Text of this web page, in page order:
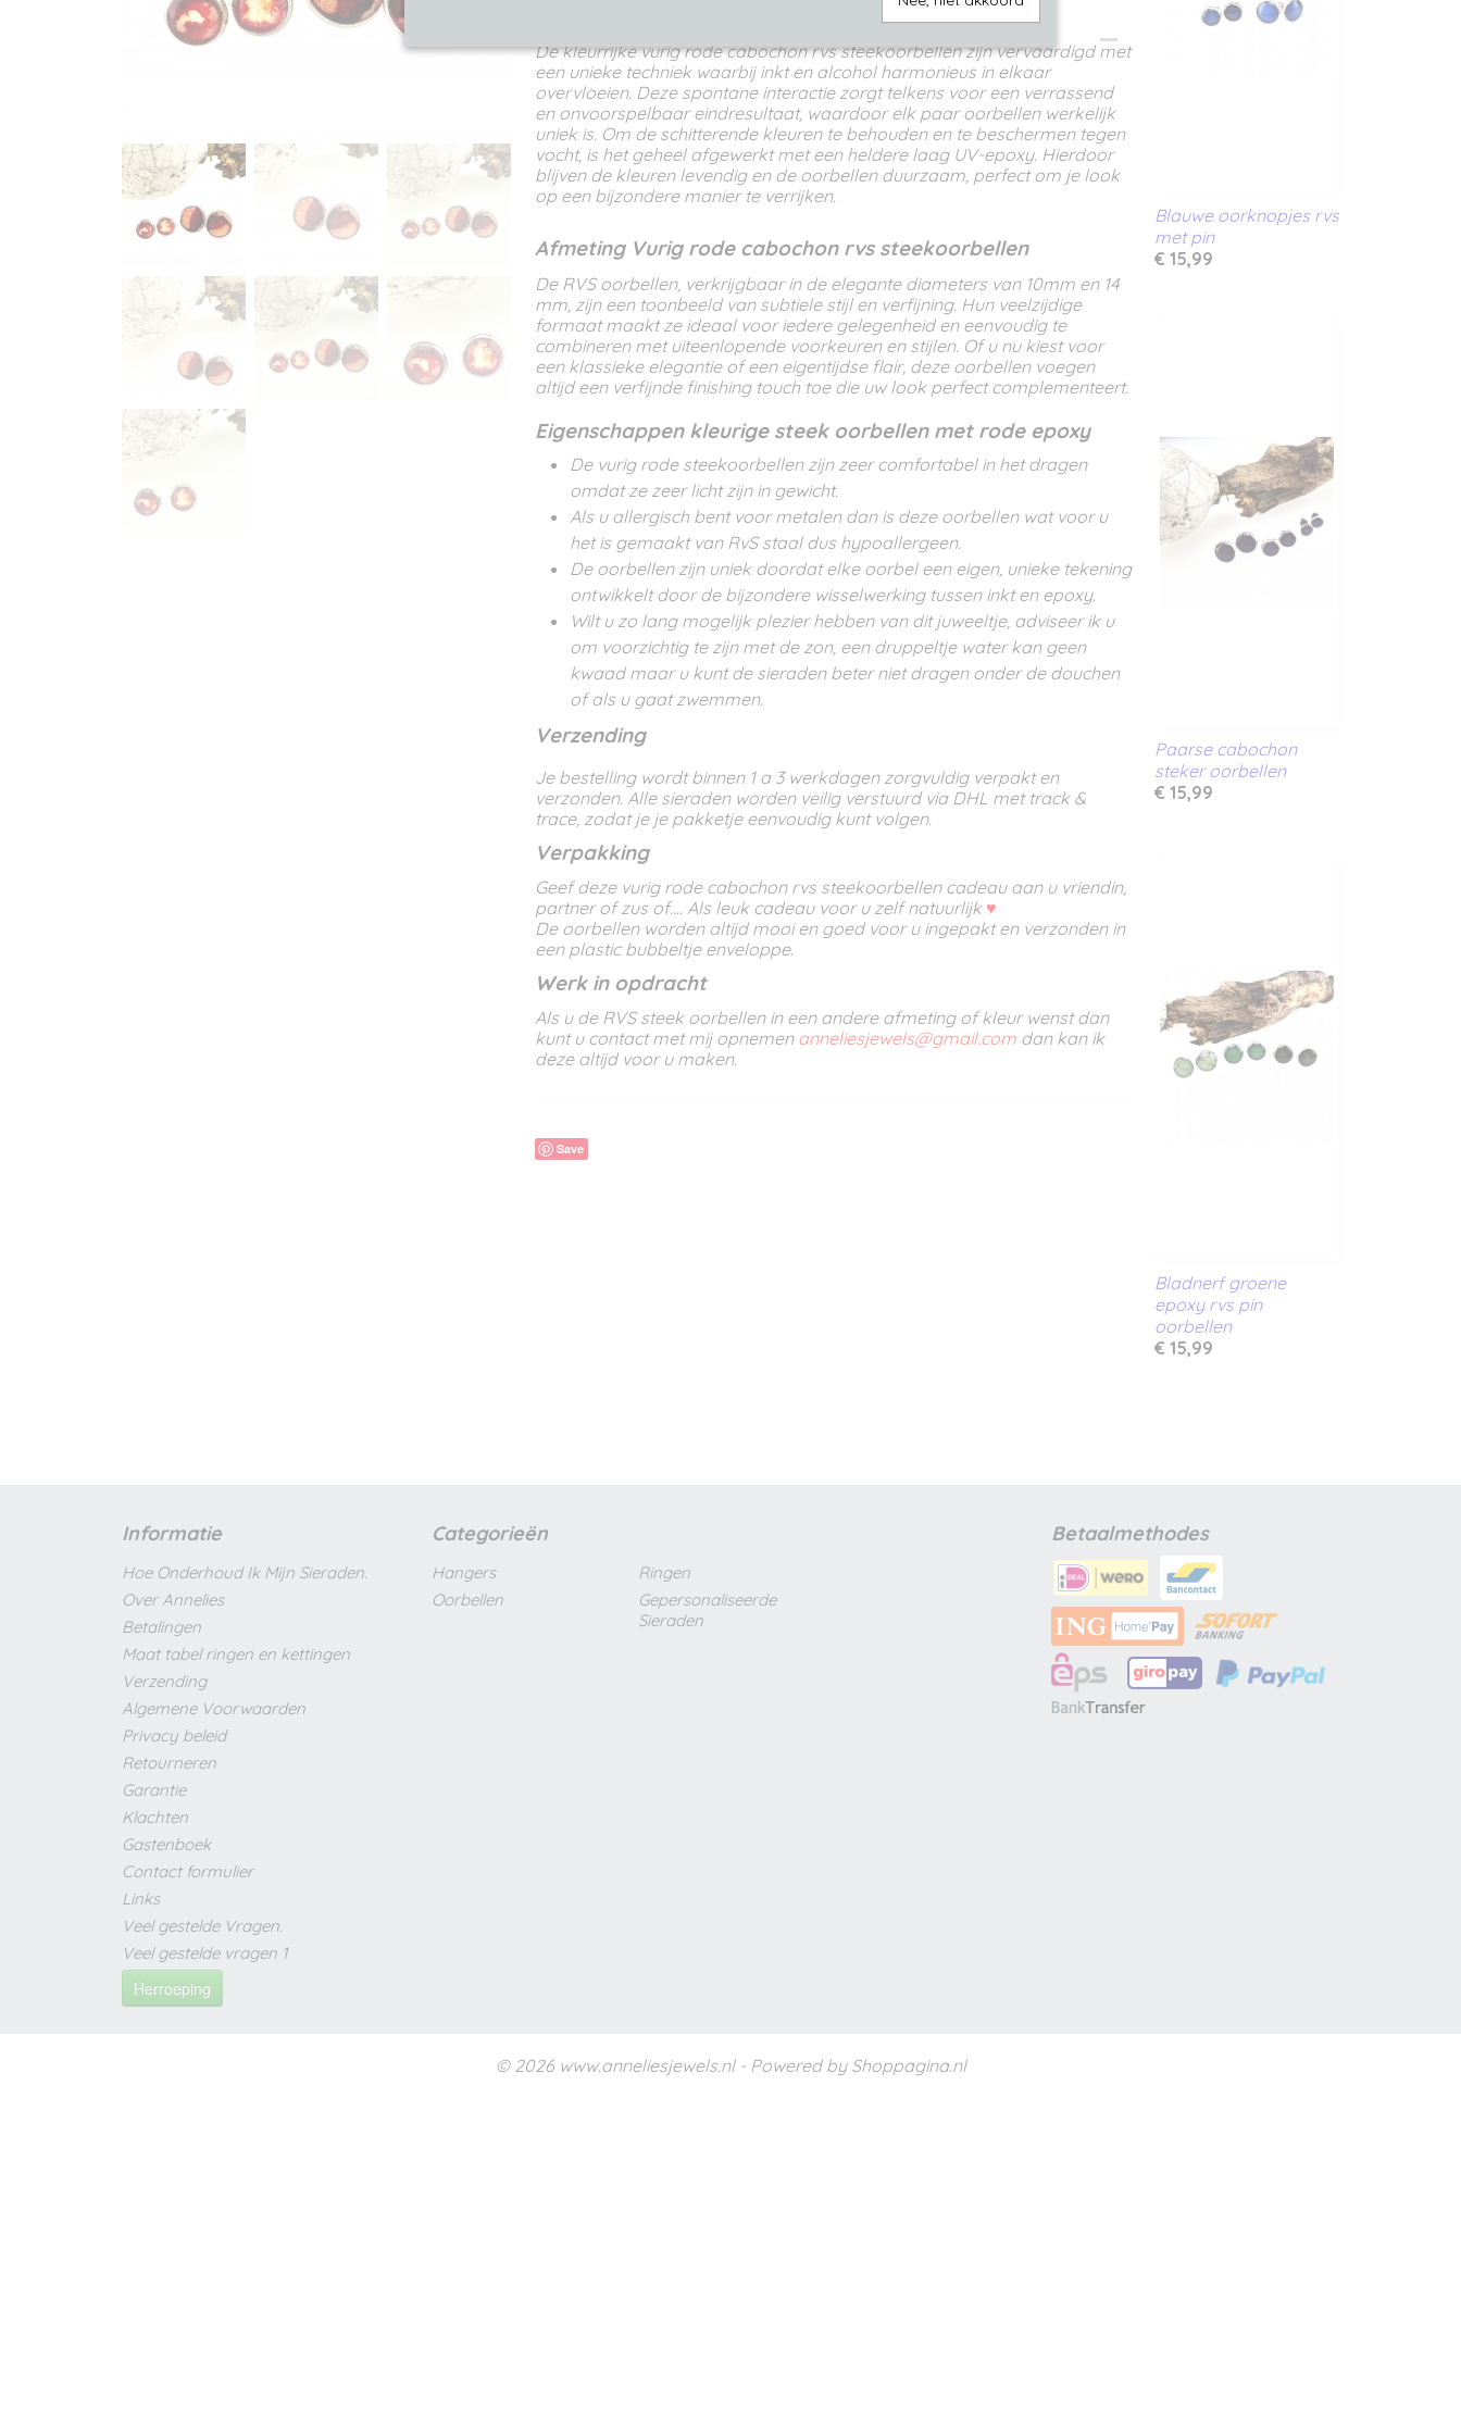
De kleurrijke vurig rode cabochon rvs steekoorbellen zijn vervaardigd met
een unieke techniek waarbij inkt en alcohol harmonieus in elkaar
overvloeien. Deze spontane interactie zorgt telkens voor een verrassend
en onvoorspelbaar eindresultaat, waardoor elk paar oorbellen werkelijk
uniek is. Om de schitterende kleuren te behouden en te beschermen tegen
vocht, is het geheel afgewerkt met een heldere laag UV-epoxy. Hierdoor
blijven de kleuren levendig en de oorbellen duurzaam, perfect om je look
op een bijzondere manier te verrijken.
Afmeting Vurig rode cabochon rvs steekoorbellen
De RVS oorbellen, verkrijgbaar in de elegante diameters van 10mm en 14
mm, zijn een toonbeeld van subtiele stijl en verfijning. Hun veelzijdige
formaat maakt ze ideaal voor iedere gelegenheid en eenvoudig te
combineren met uiteenlopende voorkeuren en stijlen. Of u nu kiest voor
een klassieke elegantie of een eigentijdse flair, deze oorbellen voegen
altijd een verfijnde finishing touch toe die uw look perfect complementeert.
Eigenschappen kleurige steek oorbellen met rode epoxy
De vurig rode steekoorbellen zijn zeer comfortabel in het dragen
omdat ze zeer licht zijn in gewicht.
Als u allergisch bent voor metalen dan is deze oorbellen wat voor u
het is gemaakt van RvS staal dus hypoallergeen.
De oorbellen zijn uniek doordat elke oorbel een eigen, unieke tekening
ontwikkelt door de bijzondere wisselwerking tussen inkt en epoxy.
Wilt u zo lang mogelijk plezier hebben van dit juweeltje, adviseer ik u
om voorzichtig te zijn met de zon, een druppeltje water kan geen
kwaad maar u kunt de sieraden beter niet dragen onder de douchen
of als u gaat zwemmen.
Verzending
Je bestelling wordt binnen 1 a 3 werkdagen zorgvuldig verpakt en
verzonden. Alle sieraden worden veilig verstuurd via DHL met track &
trace, zodat je je pakketje eenvoudig kunt volgen.
Verpakking
Geef deze vurig rode cabochon rvs steekoorbellen cadeau aan u vriendin,
partner of zus of.... Als leuk cadeau voor u zelf natuurlijk♥
De oorbellen worden altijd mooi en goed voor u ingepakt en verzonden in
een plastic bubbeltje enveloppe.
Werk in opdracht
Als u de RVS steek oorbellen in een andere afmeting of kleur wenst dan
kunt u contact met mij opnemen anneliesjewels@gmail.com dan kan ik
deze altijd voor u maken.
Save
Blauwe oorknopjes rvs
met pin
€ 15,99
Paarse cabochon
steker oorbellen
€ 15,99
Bladnerf groene
epoxy rvs pin
oorbellen
€ 15,99
Informatie
Hoe Onderhoud Ik Mijn Sieraden.
Over Annelies
Betalingen
Maat tabel ringen en kettingen
Verzending
Algemene Voorwaarden
Privacy beleid
Retourneren
Garantie
Klachten
Gastenboek
Contact formulier
Links
Veel gestelde Vragen.
Veel gestelde vragen 1
Herroeping
Categorieën
Hangers
Oorbellen
Ringen
Gepersonaliseerde
Sieraden
Betaalmethodes
© 2026 www.anneliesjewels.nl - Powered by Shoppagina.nl